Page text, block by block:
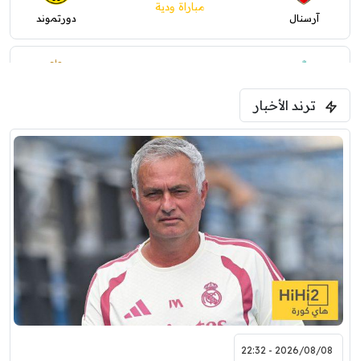
آرسنال
مباراة ودية
دورتموند
ليفربول
ترند الأخبار
2026/08/08 - 22:32